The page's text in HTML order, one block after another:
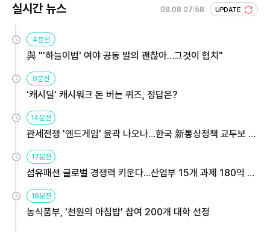
실시간 뉴스 08.08 07:58 UPDATE
4분전
與 "'하늘이법' 여야 공동 발의 괜찮아…그것이 협치"
9분전
'캐시딜' 캐시워크 돈 버는 퀴즈, 정답은?
14분전
관세전쟁 '엔드게임' 윤곽 나오나…한국 新통상정책 교두보 활
17분전
섬유패션 글로벌 경쟁력 키운다…산업부 15개 과제 180억 지
18분전
농식품부, '천원의 아침밥' 참여 200개 대학 선정